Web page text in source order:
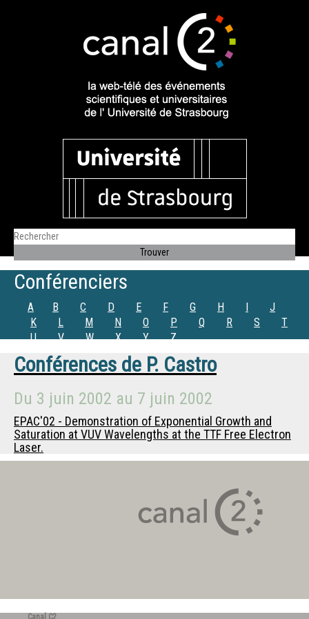
Conférenciers
A B C D E F G H I
J
K
L M N O P Q R S
T
U
V W X Y Z
Conférences de P. Castro
Du 3 juin 2002 au 7 juin 2002
EPAC'02 - Demonstration of Exponential Growth and
Saturation at VUV Wavelengths at the TTF Free Electron
Laser.
Canal C2